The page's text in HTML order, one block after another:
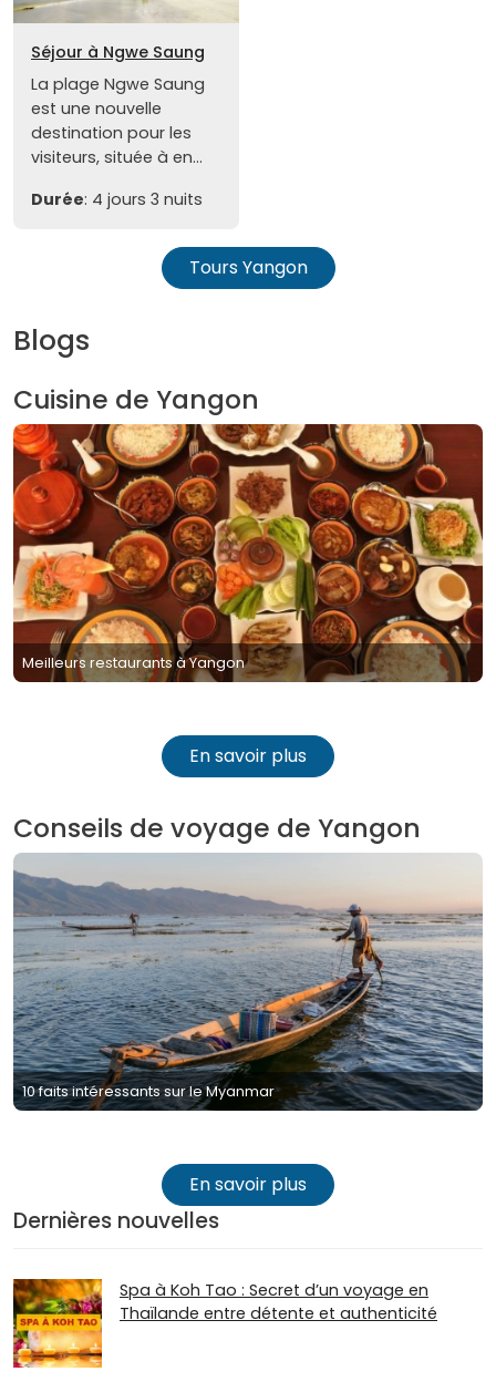
Séjour à Ngwe Saung
La plage Ngwe Saung
est une nouvelle
destination pour les
visiteurs, située à en...
Durée: 4 jours 3 nuits
Tours Yangon
Blogs
Cuisine de Yangon
Meilleurs restaurants à Yangon
En savoir plus
Conseils de voyage de Yangon
10 faits intéressants sur le Myanmar
En savoir plus
Dernières nouvelles
Spa à Koh Tao : Secret d’un voyage en
Thaïlande entre détente et authenticité